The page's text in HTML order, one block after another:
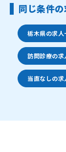
同じ条件
栃木県の求人
訪問診療の求
当直なしの求